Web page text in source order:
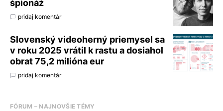
špionáž
pridaj komentár
Slovenský videoherný priemysel sa
v roku 2025 vrátil k rastu a dosiahol
obrat 75,2 milióna eur
pridaj komentár
FÓRUM – NAJNOVŠIE TÉMY